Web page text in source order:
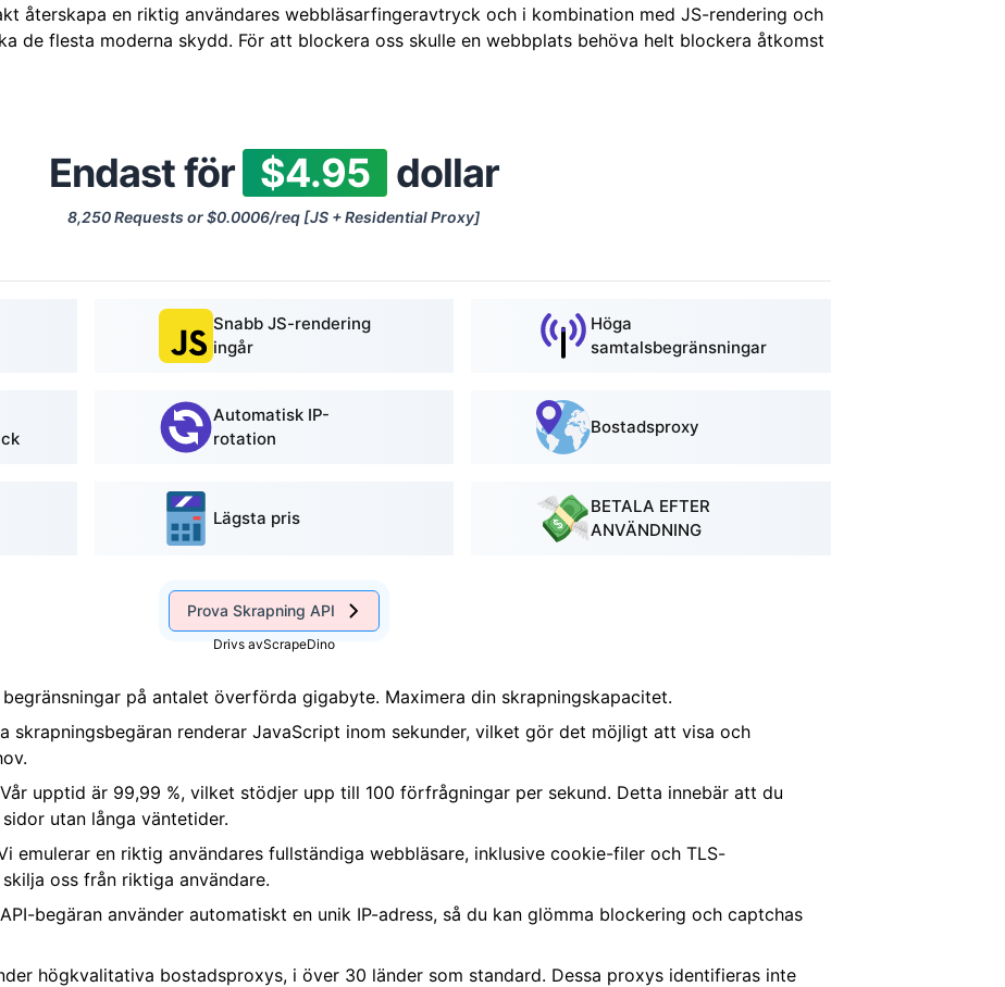
återskapa en riktig användares webbläsarfingeravtryck och i kombination med JS-rendering och
de flesta moderna skydd. För att blockera oss skulle en webbplats behöva helt blockera åtkomst
Endast för $4.95 dollar
8,250 Requests or $0.0006/req [JS + Residential Proxy]
Snabb JS-rendering
ingår
Höga
samtalsbegränsningar
Automatisk IP-
rotation
Bostadsproxy
Lägsta pris
BETALA EFTER
ANVÄNDNING
Prova Skrapning API
Drivs avScrapeDino
begränsningar på antalet överförda gigabyte. Maximera din skrapningskapacitet.
skrapningsbegäran renderar JavaScript inom sekunder, vilket gör det möjligt att visa och
upptid är 99,99 %, vilket stödjer upp till 100 förfrågningar per sekund. Detta innebär att du
utan långa väntetider.
emulerar en riktig användares fullständiga webbläsare, inklusive cookie-filer och TLS-
oss från riktiga användare.
begäran använder automatiskt en unik IP-adress, så du kan glömma blockering och captchas
högkvalitativa bostadsproxys, i över 30 länder som standard. Dessa proxys identifieras inte